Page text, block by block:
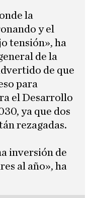
la
y el
tensión», ha
de la
de que
para
el Desarrollo
ya que dos
rezagadas.
inversión de
al año», ha